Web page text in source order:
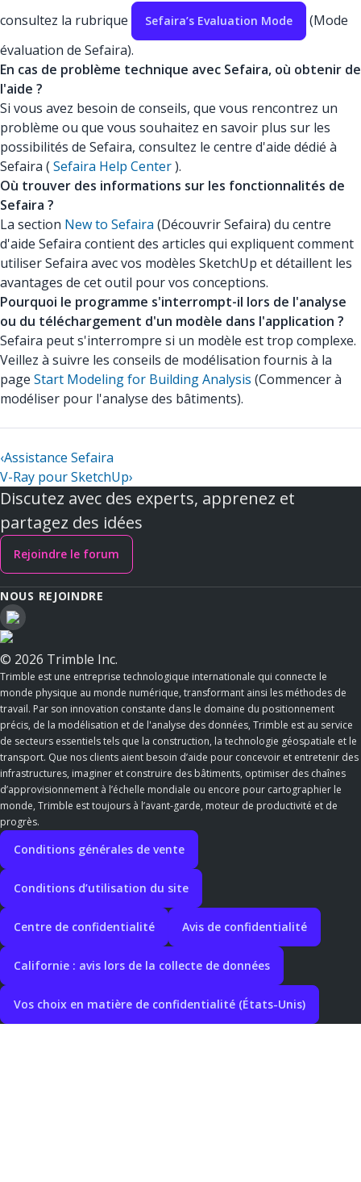
consultez la rubrique
Sefaira’s Evaluation Mode
(Mode
évaluation de Sefaira).
En cas de problème technique avec Sefaira, où obtenir de
l'aide ?
Si vous avez besoin de conseils, que vous rencontrez un
problème ou que vous souhaitez en savoir plus sur les
possibilités de Sefaira, consultez le centre d'aide dédié à
Sefaira ( Sefaira Help Center).
Où trouver des informations sur les fonctionnalités de
Sefaira ?
La section New to Sefaira (Découvrir Sefaira) du centre
d'aide Sefaira contient des articles qui expliquent comment
utiliser Sefaira avec vos modèles SketchUp et détaillent les
avantages de cet outil pour vos conceptions.
Pourquoi le programme s'interrompt-il lors de l'analyse
ou du téléchargement d'un modèle dans l'application ?
Sefaira peut s'interrompre si un modèle est trop complexe.
Veillez à suivre les conseils de modélisation fournis à la
page Start Modeling for Building Analysis (Commencer à
modéliser pour l'analyse des bâtiments).
‹Assistance Sefaira
V-Ray pour SketchUp›
Discutez avec des experts, apprenez et
partagez des idées
Rejoindre le forum
NOUS REJOINDRE
© 2026 Trimble Inc.
Trimble est une entreprise technologique internationale qui connecte le
monde physique au monde numérique, transformant ainsi les méthodes de
travail. Par son innovation constante dans le domaine du positionnement
précis, de la modélisation et de l'analyse des données, Trimble est au service
de secteurs essentiels tels que la construction, la technologie géospatiale et le
transport. Que nos clients aient besoin d’aide pour concevoir et entretenir des
infrastructures, imaginer et construire des bâtiments, optimiser des chaînes
d’approvisionnement à l’échelle mondiale ou encore pour cartographier le
monde, Trimble est toujours à l’avant-garde, moteur de productivité et de
progrès.
Conditions générales de vente
Conditions d’utilisation du site
Centre de confidentialité Avis de confidentialité
Californie : avis lors de la collecte de données
Vos choix en matière de confidentialité (États-Unis)